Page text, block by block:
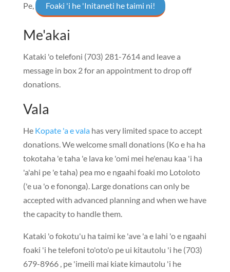
Pe,
Foaki 'i he 'Initaneti he taimi ni!
Me'akai
Kataki 'o telefoni (703) 281-7614and leave a
message in box 2 for an appointment to drop off
donations.
Vala
He Kopate 'a e vala has very limited space to accept
donations.We welcome small donations(Ko e ha ha
tokotaha 'e taha 'e lava ke 'omi mei he'enau kaa 'i ha
'a'ahi pe 'e taha) pea mo e ngaahi foaki mo Lotoloto
('e ua 'o e fononga). Large donations can only be
accepted with advanced planning and when we have
the capacity to handle them.
Kataki 'o fokotu'u ha taimi ke 'ave 'a e lahi 'o e ngaahi
foaki 'i he telefoni to'oto'o pe ui kitautolu 'i he (703)
679-8966 , pe 'imeili mai kiate kimautolu 'i he